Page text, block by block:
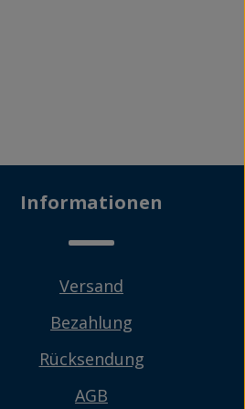
Informationen
Versand
Bezahlung
Rücksendung
AGB